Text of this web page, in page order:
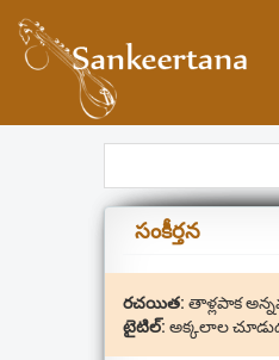
సంకీర్తన
రచయిత: తాళ్లపాక
టైటిల్: అక్కలాల